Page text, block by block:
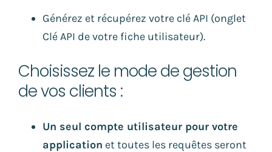
Générez et récupérez votre clé API (onglet
Clé API de votre fiche utilisateur).
Choisissez le mode de gestion
de vos clients :
Un seul compte utilisateur pour votre
application et toutes les requêtes seront